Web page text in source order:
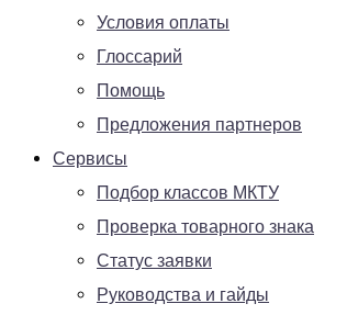
Условия оплаты
Глоссарий
Помощь
Предложения партнеров
Сервисы
Подбор классов МКТУ
Проверка товарного знака
Статус заявки
Руководства и гайды